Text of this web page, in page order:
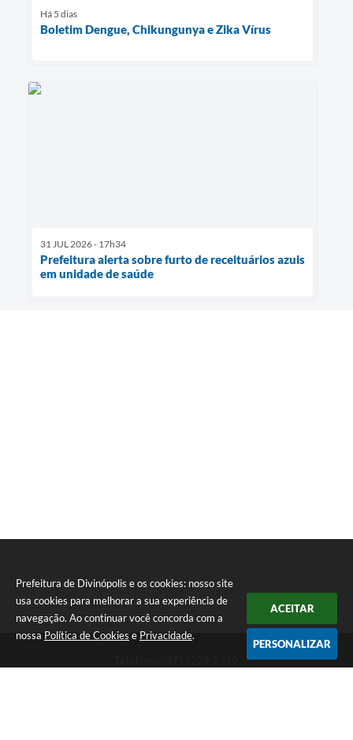
Prefeitura de Divinópolis e os cookies: nosso site
usa cookies para melhorar a sua experiência de
navegação. Ao continuar você concorda com a
nossa Política de Cookies e Privacidade.
ACEITAR
PERSONALIZAR
Há 5 dias
Boletim Dengue, Chikungunya e Zika Vírus
31 JUL 2026 - 17h34
Prefeitura alerta sobre furto de receituários azuis
em unidade de saúde